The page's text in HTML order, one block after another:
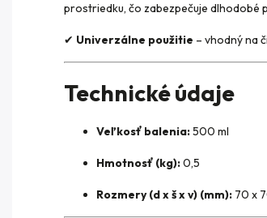
prostriedku, čo zabezpečuje dlhodobé
✔ Univerzálne použitie – vhodný na
Technické údaje
Veľkosť balenia:500 ml
Hmotnosť (kg):0,5
Rozmery (d x š x v) (mm): 70 x